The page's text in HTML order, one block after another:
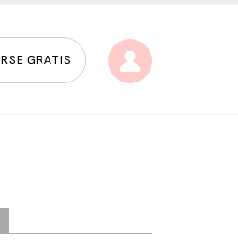
GRATIS